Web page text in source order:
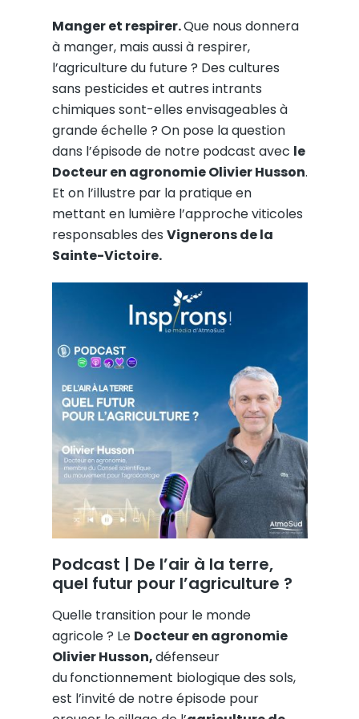
Manger et respirer.Que nous donnera
à manger, mais aussi à respirer,
l’agriculture du future ? Des cultures
sans pesticides et autres intrants
chimiques sont-elles envisageables à
grande échelle ? On pose la question
dans l’épisode de notre podcast avec le
Docteur en agronomie Olivier Husson.
Et on l’illustre par la pratique en
mettant en lumière l’approche viticoles
responsables des Vignerons de la
Sainte-Victoire.
Podcast | De l’air à la terre,
quel futur pour l’agriculture ?
Quelle transition pour le monde
agricole ? Le Docteur en agronomie
Olivier Husson,défenseur
dufonctionnement biologique des sols,
est l’invité de notre épisode pour